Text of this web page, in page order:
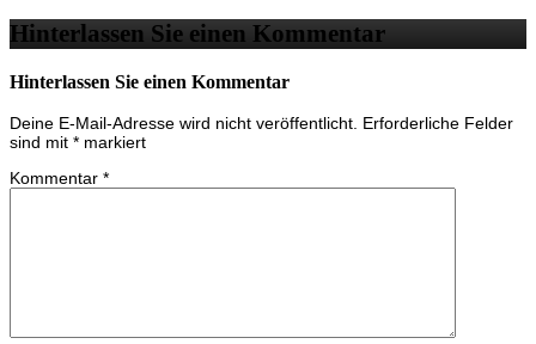
Hinterlassen Sie einen Kommentar
Hinterlassen Sie einen Kommentar
Deine E-Mail-Adresse wird nicht veröffentlicht. Erforderliche Felder
sind mit * markiert
Kommentar *